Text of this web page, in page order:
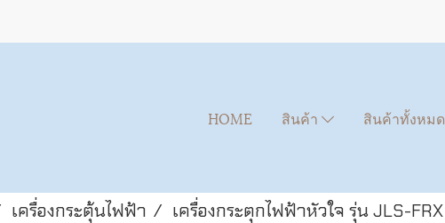
HOME สินค้า สินค้าทั้งหมด
เครื่องกระตุ้นไฟฟ้า เครื่องกระตุกไฟฟ้าหัวใจ รุ่น JLS-FRX